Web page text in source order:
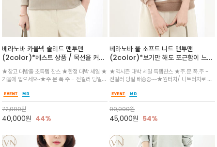
베라노바 카울넥 솔리드 맨투맨
(2color)*베스트 상품 / 목선을 커버
인 봄신상 입고
★창고 대방출 초득템 찬스 ★한정 대박 세일 ★
가을에 입으세요~★주.문.폭.주 - 전컬러 당일
인과 자연스러운 래글런 소매가 조화를 이루어
보온성과 스타일을 모두 잡은 맨투맨/소재감과
탄탄한 시보리 마감으로 퀄리티
72,000원
40,000원 44%
베라노바 울 소프트 니트 맨투맨
(2color)*보기만 해도 포근함이 느껴
방)부드러운 텍스처의 스트라이프 맨투
맨
★역시즌 대박 세일 득템찬스 ★주.문.폭.주 -
전컬러 당일 배송중~~★웜터치/ 니트터치로 제
함을 동시에~넥 라인의 V자 스티치와 뒷면의 유
니크한 자수 디테일로 캐주얼한 포인트를 더했으
며, 여유
99,000원
45,000원 54%